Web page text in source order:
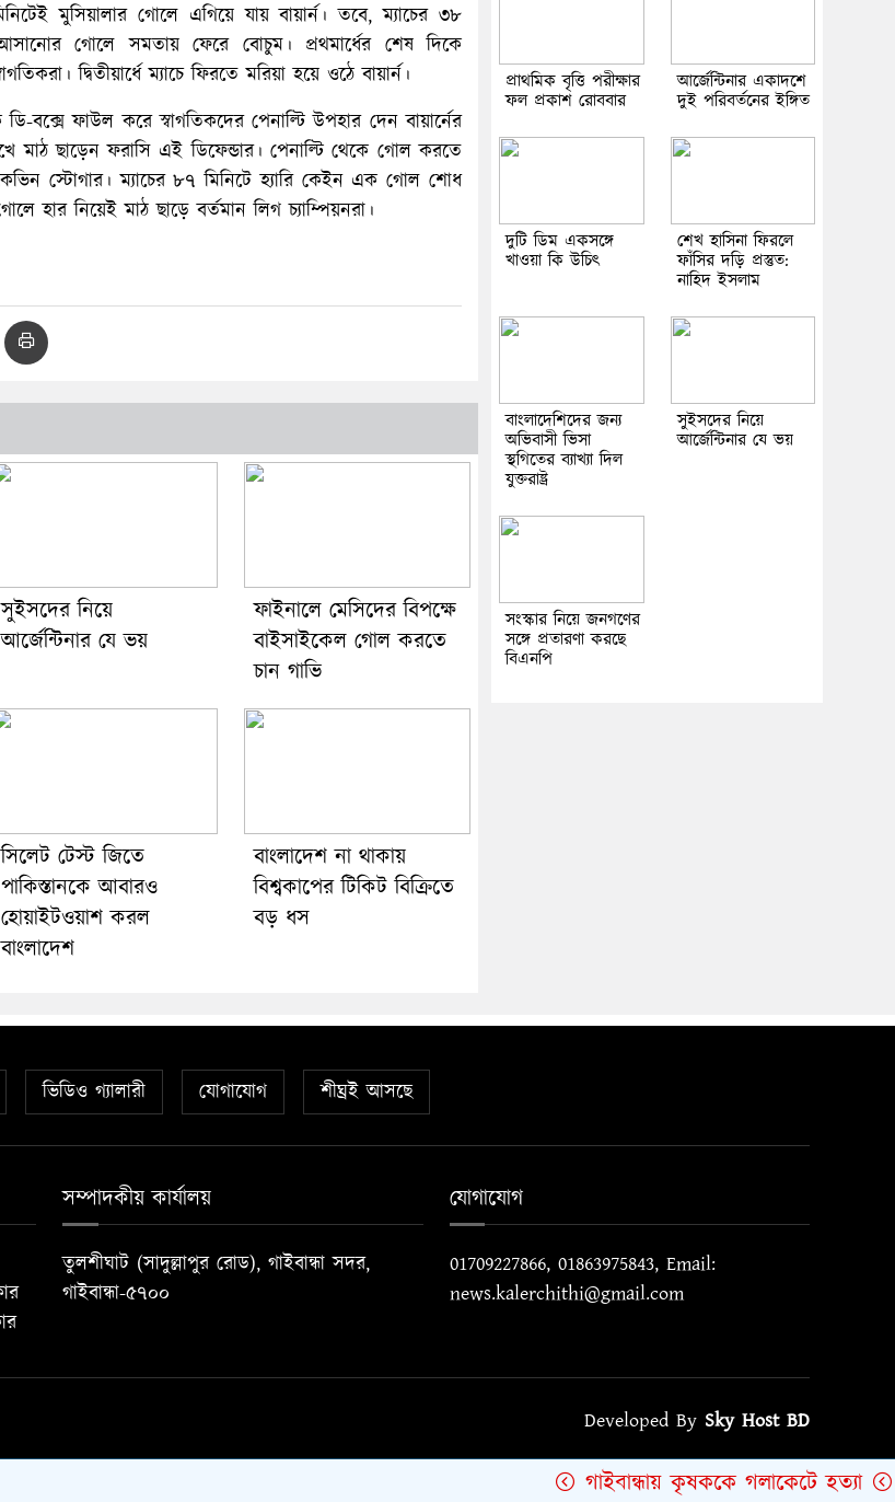
মুসিয়ালার গোলে এগিয়ে যায় বায়ার্ন। তবে, ম্যাচের ৩৮
গোলে সমতায় ফেরে বোচুম। প্রথমার্ধের শেষ দিকে
দ্বিতীয়ার্ধে ম্যাচে ফিরতে মরিয়া হয়ে ওঠে বায়ার্ন।
বক্সে ফাউল করে স্বাগতিকদের পেনাল্টি উপহার দেন বায়ার্নের
মাঠ ছাড়েন ফরাসি এই ডিফেন্ডার। পেনাল্টি থেকে গোল করতে
স্টোগার। ম্যাচের ৮৭ মিনিটে হ্যারি কেইন এক গোল শোধ
হার নিয়েই মাঠ ছাড়ে বর্তমান লিগ চ্যাম্পিয়নরা।
সুইসদের নিয়ে
আর্জেন্টিনার যে ভয়
ফাইনালে মেসিদের বিপক্ষে
বাইসাইকেল গোল করতে
চান গাভি
সিলেট টেস্ট জিতে
পাকিস্তানকে আবারও
হোয়াইটওয়াশ করল
বাংলাদেশ
বাংলাদেশ না থাকায়
বিশ্বকাপের টিকিট বিক্রিতে
বড় ধস
প্রাথমিক বৃত্তি পরীক্ষার
ফল প্রকাশ রোববার
আর্জেন্টিনার একাদশে
দুই পরিবর্তনের ইঙ্গিত
দুটি ডিম একসঙ্গে
খাওয়া কি উচিৎ
শেখ হাসিনা ফিরলে
ফাঁসির দড়ি প্রস্তুত:
নাহিদ ইসলাম
বাংলাদেশিদের জন্য
অভিবাসী ভিসা
স্থগিতের ব্যাখ্যা দিল
যুক্তরাষ্ট্র
সুইসদের নিয়ে
আর্জেন্টিনার যে ভয়
সংস্কার নিয়ে জনগণের
সঙ্গে প্রতারণা করছে
বিএনপি
ভিডিও গ্যালারী যোগাযোগ শীঘ্রই আসছে
সম্পাদকীয় কার্যালয়
তুলশীঘাট (সাদুল্লাপুর রোড), গাইবান্ধা সদর,
গাইবান্ধা-৫৭০০
যোগাযোগ
01709227866, 01863975843, Email:
news.kalerchithi@gmail.com
Developed By Sky Host BD
গাইবান্ধায় কৃষককে গলাকেটে হত্যা